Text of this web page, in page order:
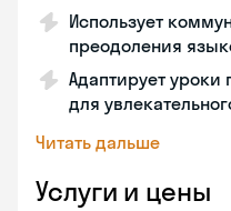
Использует
преодоления
Адаптирует уроки
для
Читать дальше
Услуги и цены